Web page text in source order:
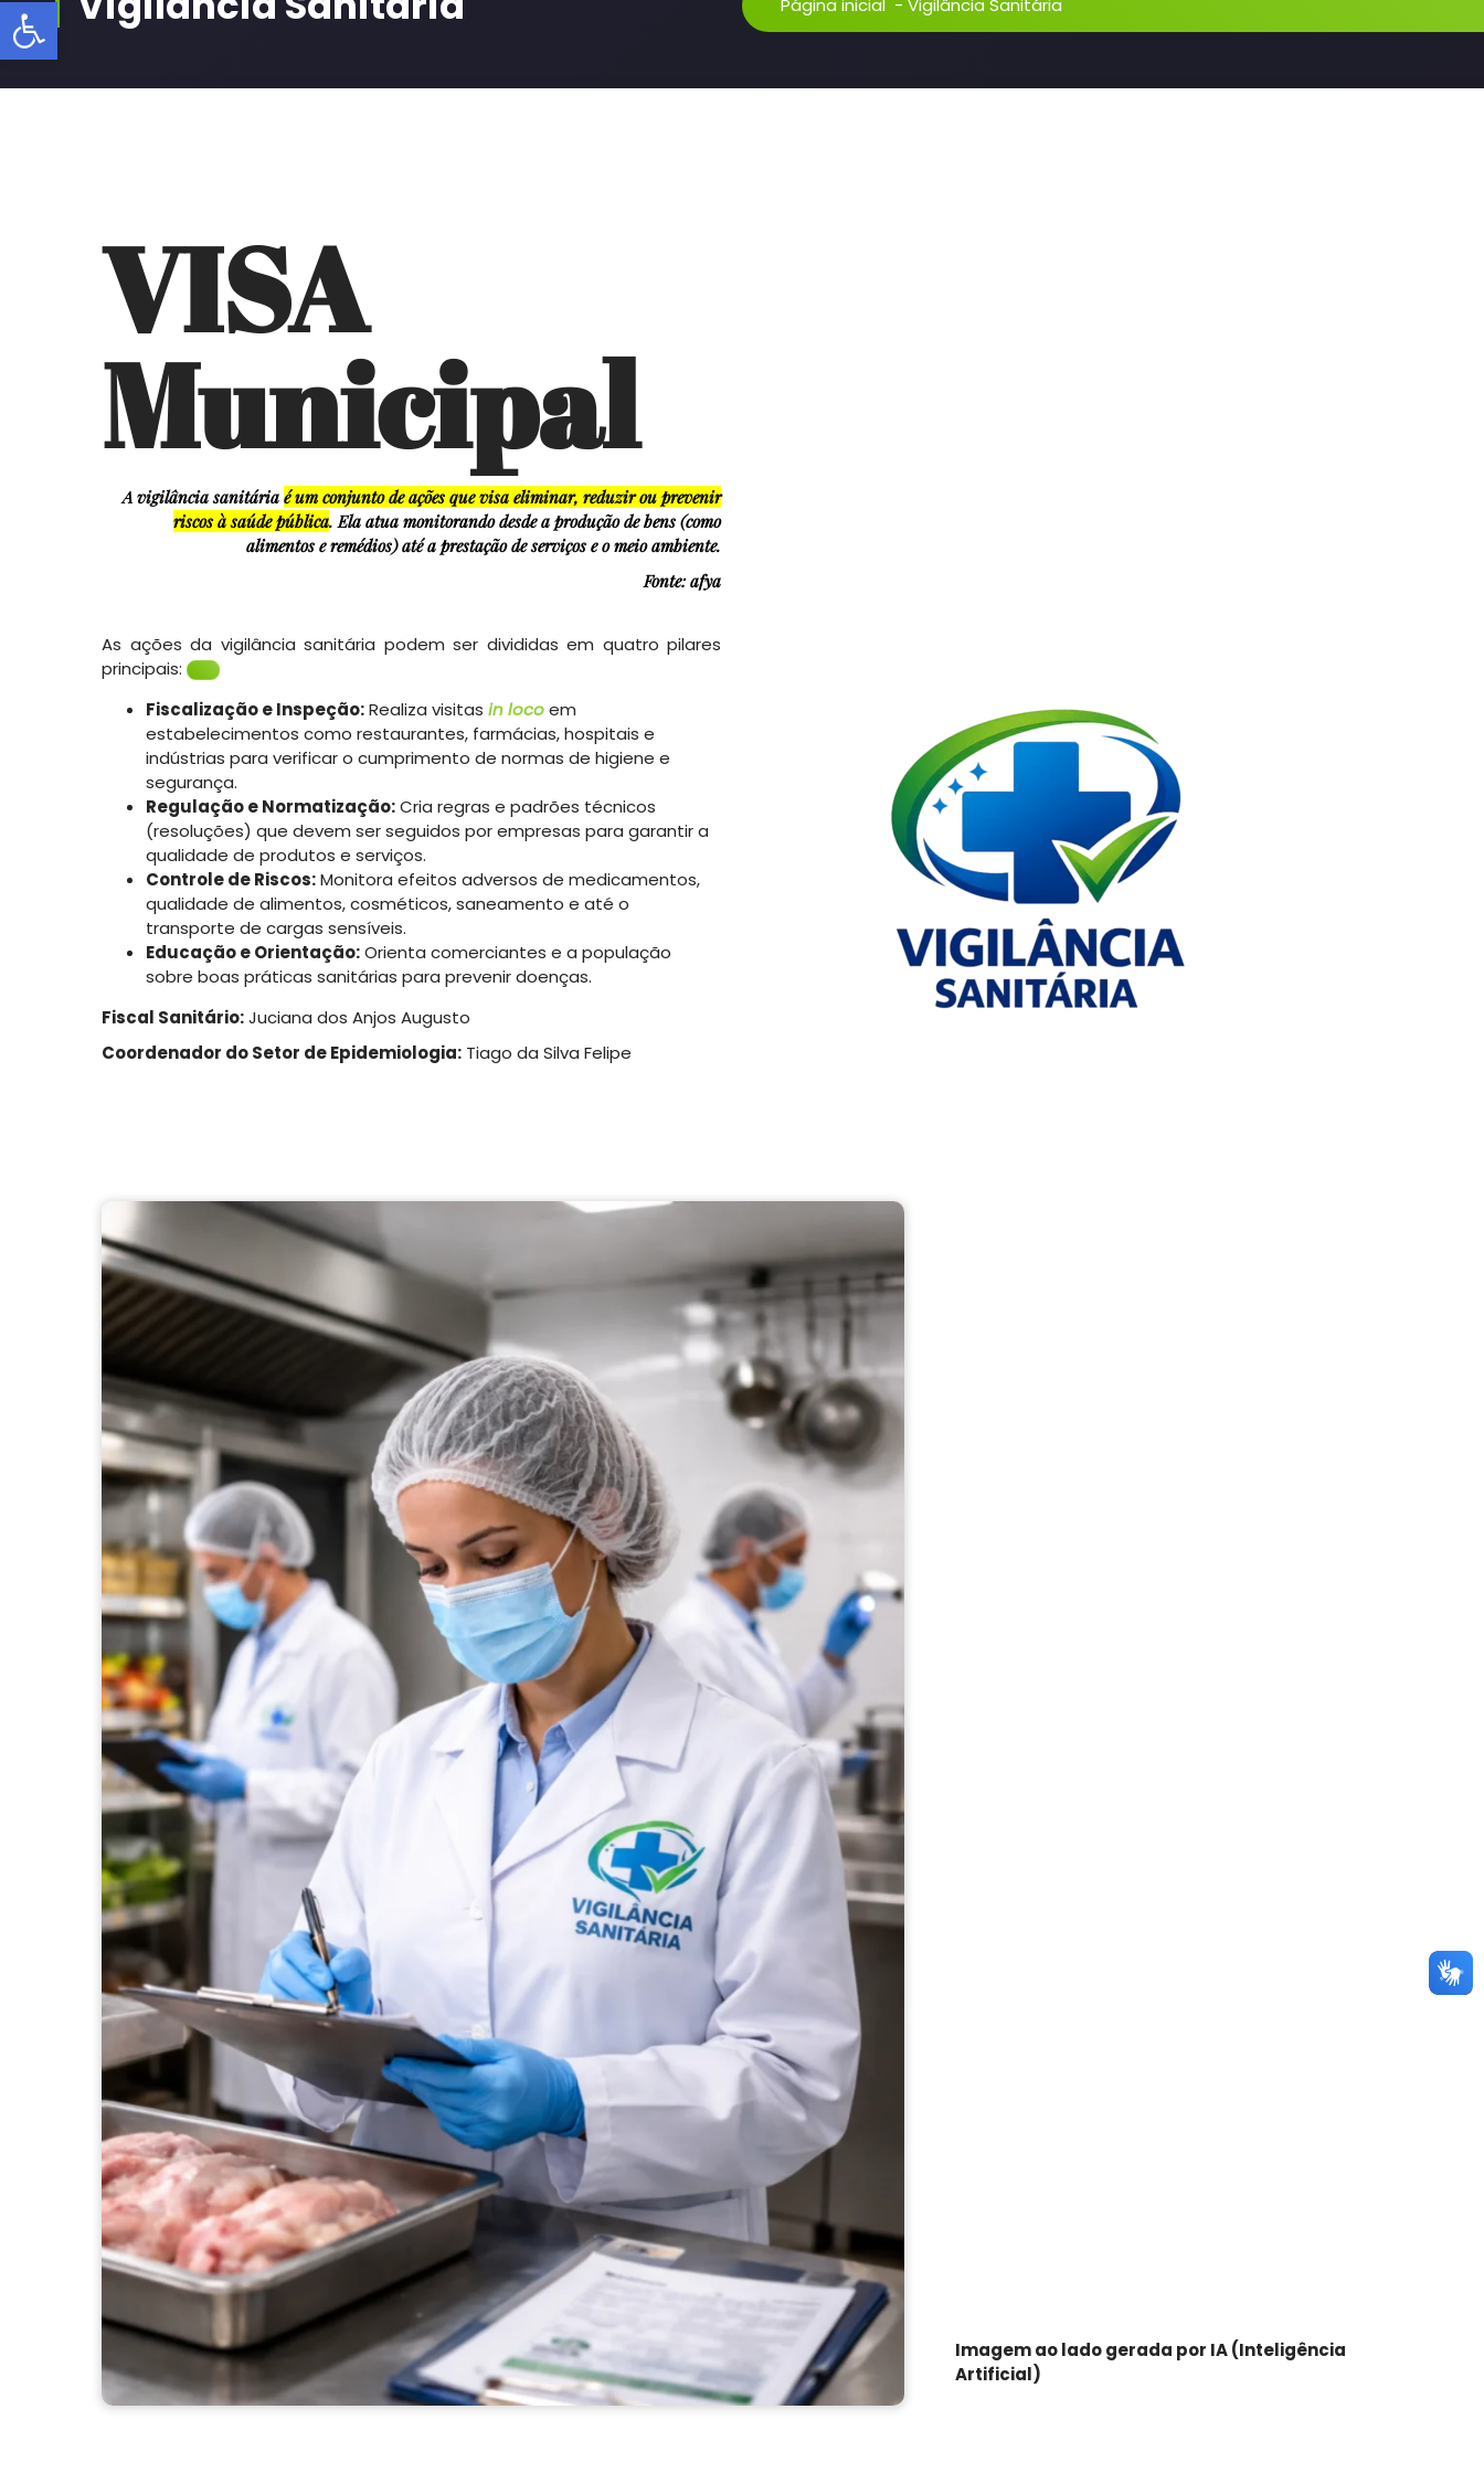
Barra de Ferramentas Aberta Página inicial - Vigilância Sanitária
VISA
Municipal
Avigilância sanitária é um conjunto de ações que visaeliminar, reduzir ou prevenir
riscos à saúdepública. Ela atua monitorando desde a produção de bens (como
alimentos e remédios) até a prestação de serviços e o meio ambiente.
Fonte: afya
As ações da vigilância sanitária podem ser divididas em quatro pilares
principais:
Fiscalização e Inspeção:Realiza visitas in locoem
estabelecimentos como restaurantes, farmácias, hospitais e
indústrias para verificar o cumprimento de normas de higiene e
segurança.
Regulação e Normatização:Cria regras e padrões técnicos
(resoluções) que devem ser seguidos por empresas para garantir a
qualidade de produtos e serviços.
Controle de Riscos:Monitora efeitos adversos de medicamentos,
qualidade de alimentos, cosméticos, saneamento e até o
transporte de cargas sensíveis.
Educação e Orientação:Orienta comerciantes e a população
sobre boas práticas sanitárias para prevenir doenças.
Fiscal Sanitário:Juciana dos Anjos Augusto
Coordenador do Setor de Epidemiologia: Tiago da Silva Felipe
Imagem ao lado gerada por IA (Inteligência
Artificial)